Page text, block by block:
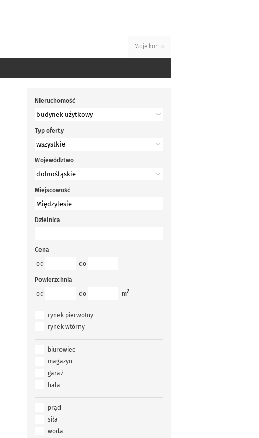
Moje konto
Nieruchomość
Typ oferty
Województwo
Miejscowość
Dzielnica
Cena
od
do
Powierzchnia
od
do m2
rynek pierwotny
rynek wtórny
biurowiec
magazyn
garaż
hala
prąd
siła
woda